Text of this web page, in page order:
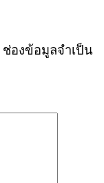
ช่องข้อมูลจำเป็น